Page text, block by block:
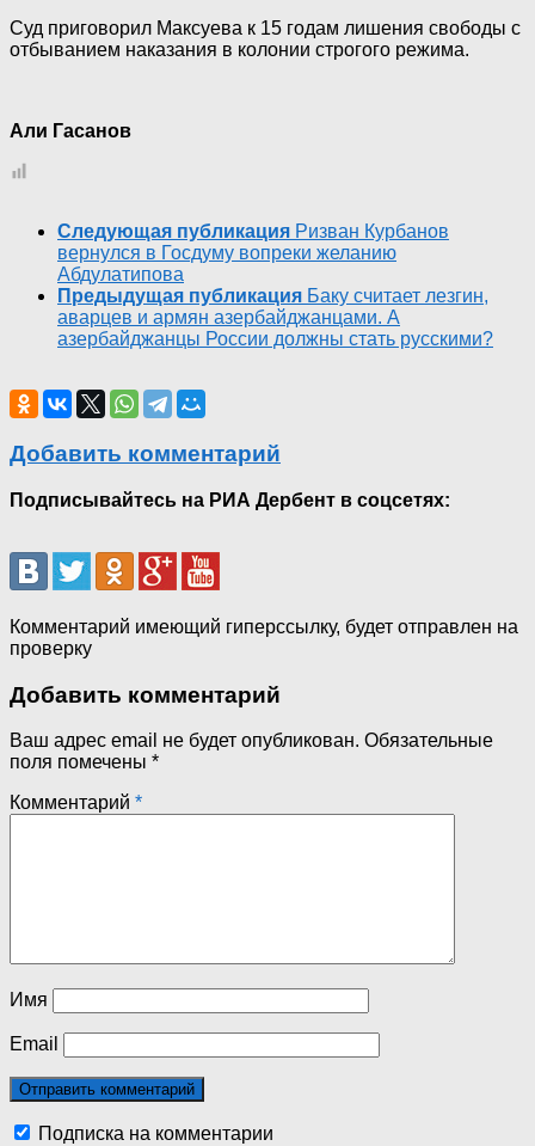
Суд приговорил Максуева к 15 годам лишения свободы с
отбыванием наказания в колонии строгого режима.
Али Гасанов
Следующая публикация Ризван Курбанов
вернулся в Госдуму вопреки желанию
Абдулатипова
Предыдущая публикация Баку считает лезгин,
аварцев и армян азербайджанцами. А
азербайджанцы России должны стать русскими?
Добавить комментарий
Подписывайтесь на РИА Дербент в соцсетях:
Комментарий имеющий гиперссылку, будет отправлен на
проверку
Добавить комментарий
Ваш адрес email не будет опубликован. Обязательные
поля помечены *
Комментарий *
Имя
Email
Подписка на комментарии